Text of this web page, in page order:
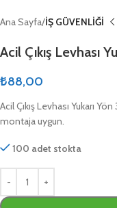
Ana Sayfa İŞ GÜVENLİĞİ
Acil Çıkış Levhası
₺88,00
Acil Çıkış Levhası Yukarı
montaja uygun.
100 adet stokta